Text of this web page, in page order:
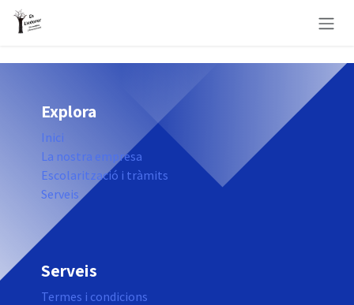
Skip to Content
Explora
Inici
La nostra empresa
Escolarització i tràmits
Serveis
Serveis
Termes i condicions